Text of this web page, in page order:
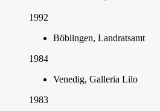
1992
Böblingen, Landratsamt
1984
Venedig, Galleria Lilo
1983